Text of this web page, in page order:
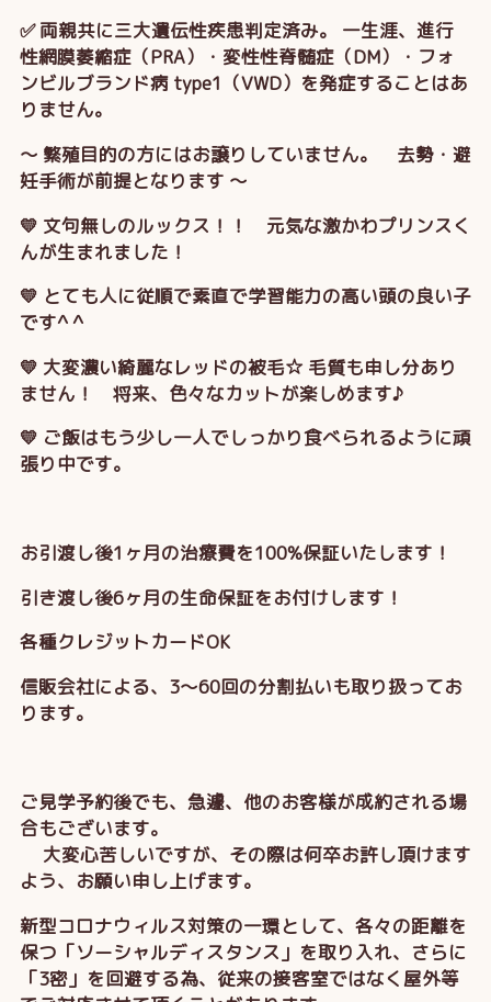
✅ 両親共に三大遺伝性疾患判定済み。 一生涯、進行
性網膜萎縮症（PRA）・変性性脊髄症（DM）・フォ
ンビルブランド病 type1（VWD）を発症することはあ
りません。
～ 繁殖目的の方にはお譲りしていません。 去勢・避
妊手術が前提となります ～
💛 文句無しのルックス！！ 元気な激かわプリンスく
んが生まれました！
💛 とても人に従順で素直で学習能力の高い頭の良い子
です^ ^
💛 大変濃い綺麗なレッドの被毛☆ 毛質も申し分あり
ません！ 将来、色々なカットが楽しめます♪
💛 ご飯はもう少し一人でしっかり食べられるように頑
張り中です。
お引渡し後1ヶ月の治療費を100%保証いたします！
引き渡し後6ヶ月の生命保証をお付けします！
各種クレジットカードOK
信販会社による、3～60回の分割払いも取り扱ってお
ります。
ご見学予約後でも、急遽、他のお客様が成約される場
合もございます。
大変心苦しいですが、その際は何卒お許し頂けます
よう、お願い申し上げます。
新型コロナウィルス対策の一環として、各々の距離を
保つ「ソーシャルディスタンス」を取り入れ、さらに
「3密」を回避する為、従来の接客室ではなく屋外等